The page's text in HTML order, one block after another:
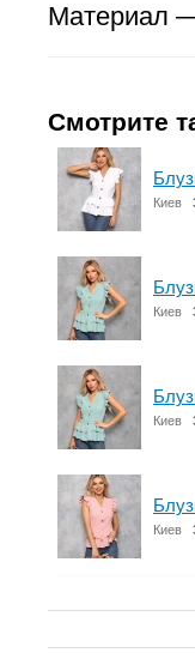
Материал
Смотрите
Киев
Киев
Киев
Киев